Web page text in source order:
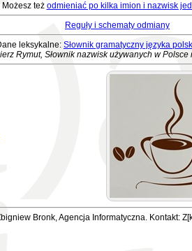
Możesz też odmieniać po kilka imion i nazwisk
Reguły i schematy odmiany
leksykalne: Słownik gramatyczny języka
Rymut, Słownik nazwisk używanych w
Bronk, Agencja Informatyczna. Kontakt: